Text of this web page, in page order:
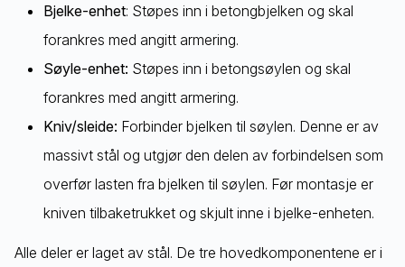
Bjelke-enhet: Støpes inn i betongbjelken og skal
forankres med angitt armering.
Søyle-enhet: Støpes inn i betongsøylen og skal
forankres med angitt armering.
Kniv/sleide: Forbinder bjelken til søylen. Denne er av
massivt stål og utgjør den delen av forbindelsen som
overfør lasten fra bjelken til søylen. Før montasje er
kniven tilbaketrukket og skjult inne i bjelke-enheten.
Alle deler er laget av stål. De tre hovedkomponentene er i